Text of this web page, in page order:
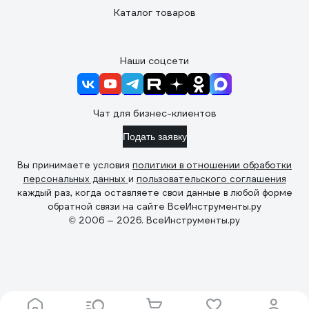
Каталог товаров
Наши соцсети
Чат для бизнес-клиентов
Подать заявку
Вы принимаете условия политики в отношении обработки
персональных данных и пользовательского соглашения
каждый раз, когда оставляете свои данные в любой форме
обратной связи на сайте ВсеИнструменты.ру
© 2006 — 2026. ВсеИнструменты.ру